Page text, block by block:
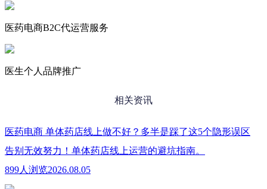
医药电商B2C代运营服务
医生个人品牌推广
相关资讯
医药电商 单体药店线上做不好？多半是踩了这5个隐形误区
告别无效努力！单体药店线上运营的避坑指南。
899人浏览2026.08.05